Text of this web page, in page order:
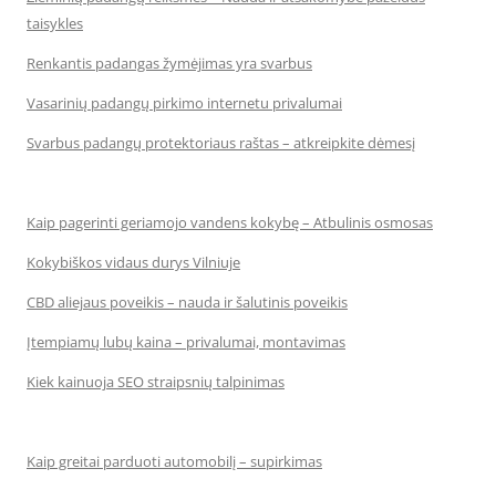
taisykles
Renkantis padangas žymėjimas yra svarbus
Vasarinių padangų pirkimo internetu privalumai
Svarbus padangų protektoriaus raštas – atkreipkite dėmesį
Kaip pagerinti geriamojo vandens kokybę – Atbulinis osmosas
Kokybiškos vidaus durys Vilniuje
CBD aliejaus poveikis – nauda ir šalutinis poveikis
Įtempiamų lubų kaina – privalumai, montavimas
Kiek kainuoja SEO straipsnių talpinimas
Kaip greitai parduoti automobilį – supirkimas